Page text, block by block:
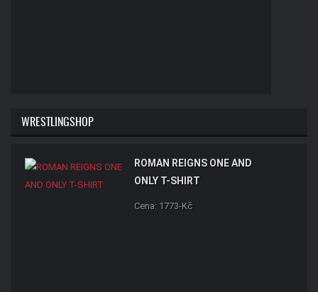
WRESTLINGSHOP
ROMAN REIGNS ONE AND
ONLY T-SHIRT
Cena: 1773-Kč